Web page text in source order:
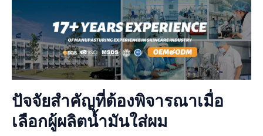
ปัจจัยสำคัญที่ต้องพิจารณาเมื่อ
เลือกผู้ผลิตน้ำมันใส่ผม